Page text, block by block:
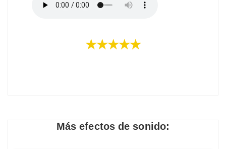
★★★★★
Más efectos de sonido: